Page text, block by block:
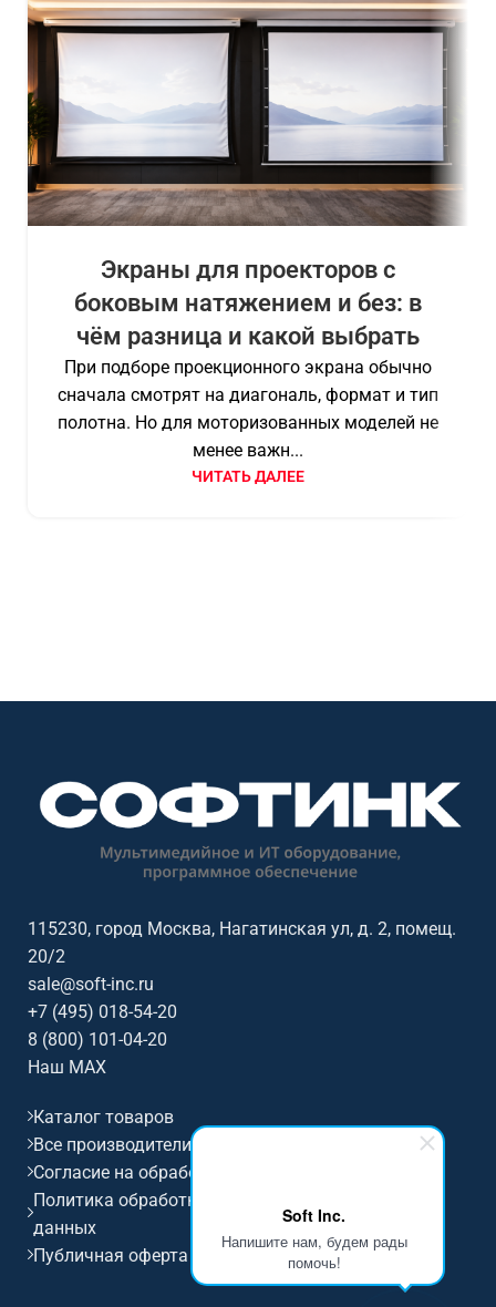
Soft Inc.
Напишите нам, будем рады
помочь!
Экраны для проекторов с
боковым натяжением и без: в
чём разница и какой выбрать
При подборе проекционного экрана обычно
сначала смотрят на диагональ, формат и тип
полотна. Но для моторизованных моделей не
менее важн...
ЧИТАТЬ ДАЛЕЕ
115230, город Москва, Нагатинская ул, д. 2, помещ.
20/2
sale@soft-inc.ru
+7 (495) 018-54-20
8 (800) 101-04-20
Наш MAX
Каталог товаров
Все производители
Согласие на обработку персональных данных
Политика обработки и защиты персональных
данных
Публичная оферта